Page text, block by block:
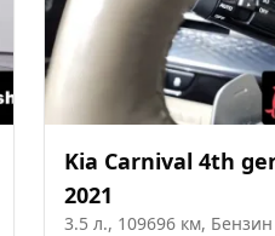
Kia Carnival 4th
2021
3.5 л., 109696 км, Бензин